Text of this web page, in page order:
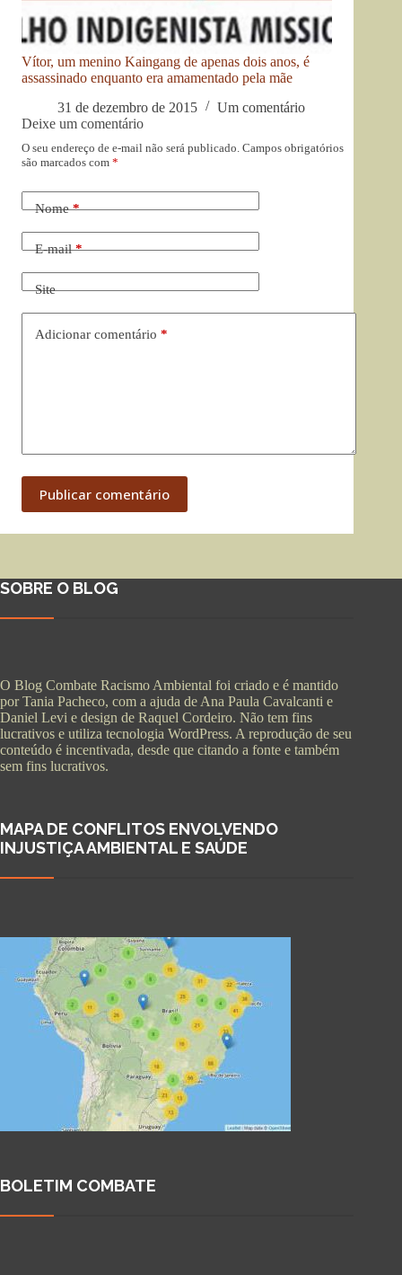
Vítor, um menino Kaingang de apenas dois anos, é
assassinado enquanto era amamentado pela mãe
31 de dezembro de 2015
Um comentário
Deixe um comentário
O seu endereço de e-mail não será publicado. Campos obrigatórios
são marcados com *
Nome*
E-mail*
Site
Adicionar comentário *
Publicar comentário
SOBRE O BLOG
O Blog Combate Racismo Ambiental foi criado e é mantido
por Tania Pacheco, com a ajuda de Ana Paula Cavalcanti e
Daniel Levi e design de Raquel Cordeiro. Não tem fins
lucrativos e utiliza tecnologia WordPress. A reprodução de seu
conteúdo é incentivada, desde que citando a fonte e também
sem fins lucrativos.
MAPA DE CONFLITOS ENVOLVENDO
INJUSTIÇA AMBIENTAL E SAÚDE
BOLETIM COMBATE